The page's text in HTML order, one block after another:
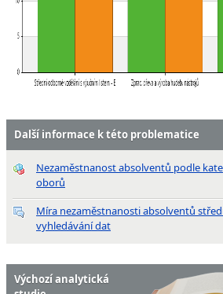
Další informace k této problematice
Nezaměstnanost absolventů podle
oborů
Míra nezaměstnanosti absolventů
vyhledávání dat
Výchozí analytická